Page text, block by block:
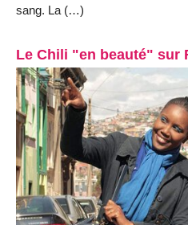
sang. La (…)
Le Chili "en beauté" sur